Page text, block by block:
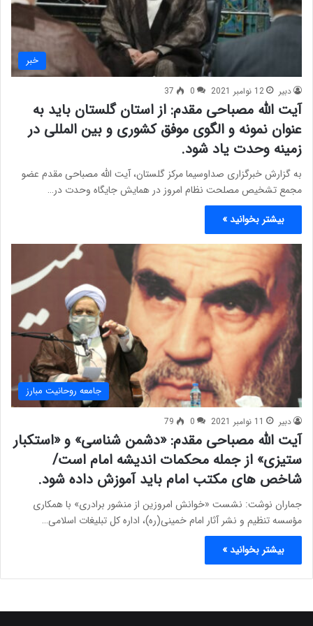
خبر
دبیر 12 نوامبر 2021 0
37
آیت الله مصباحی مقدم: از استان گلستان باید به
عنوان نمونه و الگوی موفق کشوری و بین المللی در
زمینه وحدت یاد شود.
به گزارش خبرگزاری صداوسیما مرکز گلستان، آیت الله مصباحی مقدم عضو
مجمع تشخیص مصلحت نظام امروز در همایش جایگاه وحدت در…
بیشتر بخوانید »
جامعه روحانیت مبارز
دبیر 11 نوامبر 2021 0
79
آیت الله مصباحی مقدم: «دشمن شناسی» و «استکبار
ستیزی» از جمله محکمات اندیشه امام است/
شاخص های مکتب امام باید آموزش داده شود.
جماران نوشت: نشست «خوانش امروزین از منشور برادری» با همکاری
مؤسسه تنظیم و نشر آثار امام خمینی(ره)، اداره کل تبلیغات اسلامی…
بیشتر بخوانید »